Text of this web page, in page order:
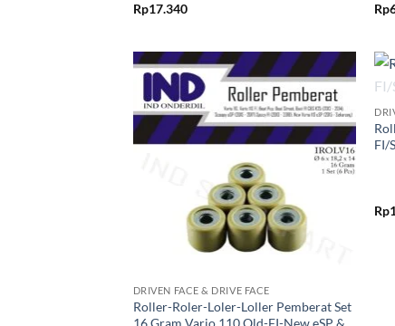
Rp17.340
Rp
Tambahkan
ke Wishlist
DRIVEN FACE & DRIVE FACE
Roller-Roler-Loler-Loller Pemberat Set
16 Gram Vario 110 Old-FI-New eSP &
FI/
Rp